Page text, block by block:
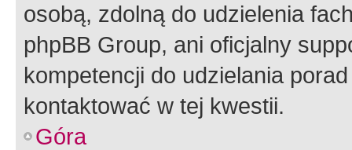
osobą, zdolną do udzielenia
phpBB Group, ani oficjalny
kompetencji do udzielania
kontaktować w tej kwestii.
Góra